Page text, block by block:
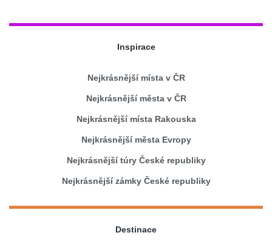
Inspirace
Nejkrásnější místa v ČR
Nejkrásnější města v ČR
Nejkrásnější místa Rakouska
Nejkrásnější města Evropy
Nejkrásnější túry České republiky
Nejkrásnější zámky České republiky
Destinace